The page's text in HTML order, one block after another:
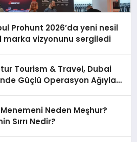
Prohunt 2026’da yeni nesil
marka vizyonunu sergiledi
Tourism & Travel, Dubai
Güçlü Operasyon Ağıyla
Neden Meşhur?
Sırrı Nedir?